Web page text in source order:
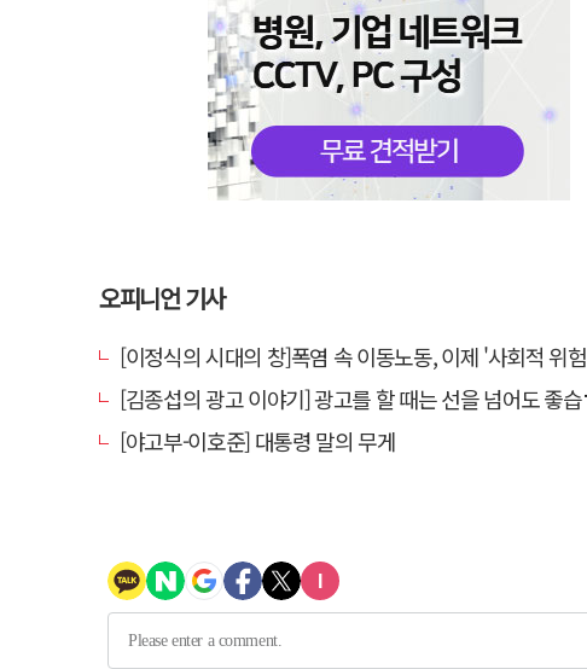
오피니언 기사
[이정식의 시대의 창]폭염 속 이동노동, 이제 '사회적 위험 관리'로 전환할 때
[김종섭의 광고 이야기] 광고를 할 때는 선을 넘어도 좋습니다.
[야고부-이호준] 대통령 말의 무게